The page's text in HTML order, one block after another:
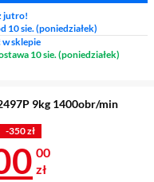
jutro!
10 sie. (poniedziałek)
sklepie
10 sie. (poniedziałek)
9kg 1400obr/min
-350 zł
1 600 zł
00
zł